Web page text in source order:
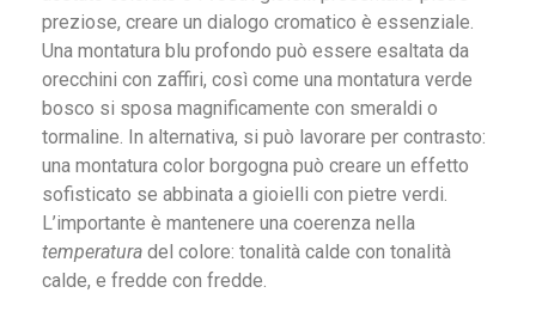
preziose, creare un dialogo cromatico è essenziale.
Una montatura blu profondo può essere esaltata da
orecchini con zaffiri, così come una montatura verde
bosco si sposa magnificamente con smeraldi o
tormaline. In alternativa, si può lavorare per contrasto:
una montatura color borgogna può creare un effetto
sofisticato se abbinata a gioielli con pietre verdi.
L’importante è mantenere una coerenza nella
temperatura del colore: tonalità calde con tonalità
calde, e fredde con fredde.